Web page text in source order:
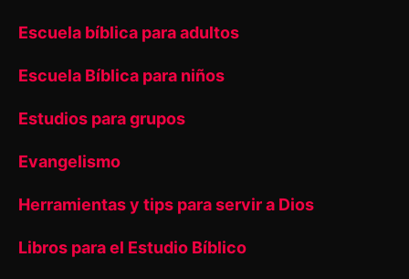
Escuela bíblica para adultos
Escuela Bíblica para niños
Estudios para grupos
Evangelismo
Herramientas y tips para servir a Dios
Libros para el Estudio Bíblico